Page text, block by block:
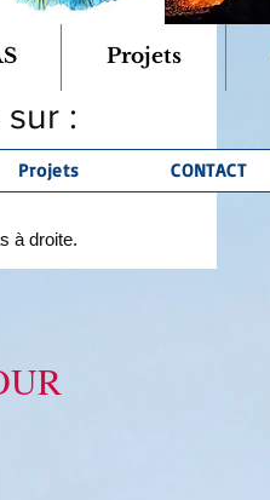
Projets
:
Projets CONTACT
à droite.